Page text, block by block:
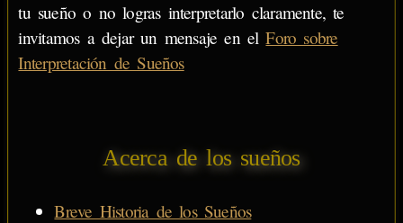
tu sueño o no logras interpretarlo claramente, te
invitamos a dejar un mensaje en elForo sobre
Interpretación de Sueños
Acerca de los sueños
Breve Historia de los Sueños